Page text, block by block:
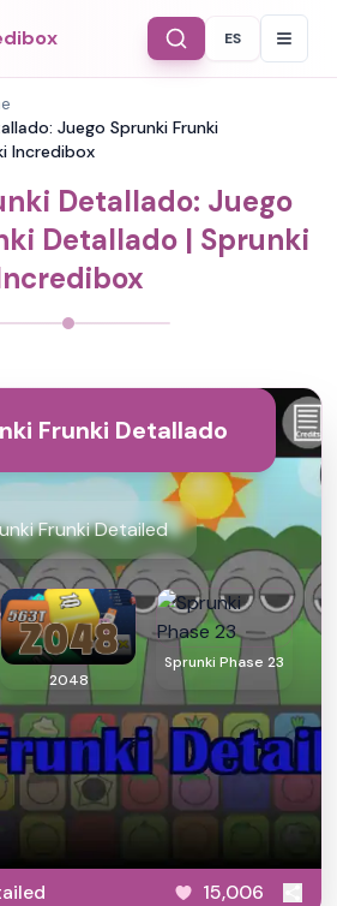
Select
ES
Juego Sprunki Frunki
Incredibox
Detallado: Juego
Detallado | Sprunki
Frunki Detallado
Frunki Detailed
2048
Sprunki Phase 23
15,006